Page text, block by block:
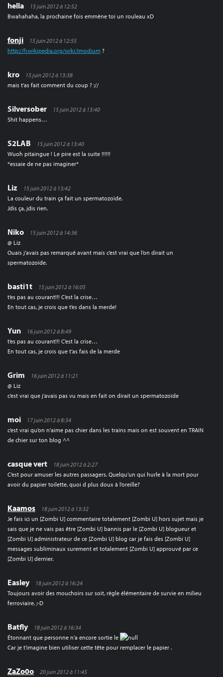
hella
15 juin 2012 à 12:52
Bwahahaha, la prochaine fois emmène toi un rouleau xD
fonji
15 juin 2012 à 12:55
http://fr.wikipedia.org/wiki/Imodium ?
kro
15 juin 2012 à 13:38
mais t’as fait comment du coup ? ://
Silversober
15 juin 2012 à 13:40
Shit happens…
S2LAB
15 juin 2012 à 13:40
Wuoh pitaingue ! Le pire est la suite !!!!!!
*essaie de ne pas imaginer*
Liz
15 juin 2012 à 13:42
La couleur du train ça fait un spermatozoïde.
Jdis ça, jdis rien.
Niko
15 juin 2012 à 14:36
@ Liz
Ouais j’avais pas remarqué avant mais c’est vrai que l’on dirait un
spermatozoïde.
basti1t
15 juin 2012 à 16:05
t’es pas au courant!!! C’est la crise…
En tout cas, je crois que t’es dans la merde!
Yun
16 juin 2012 à 8:49
t’es pas au courant!!! C’est la crise…
En tout cas, je crois que t’as fais de la merde
Grim
16 juin 2012 à 11:21
@ Liz
c’est vrai que j’avais pas vu mais en fait on dirait un spermatozoïde
moi
17 juin 2012 à 8:34
c’est vrai qu’on n’aime pas chier dans les trains mais on est souvent en TRAIN
de chier sur ton blog ^^
casque vert
18 juin 2012 à 2:27
C’est pour amuser les autres passagers. Quelqu’un qui hurle à la mort pour
avoir du papier toilette, quoi d plus doux à l’oreille?
Kaamos
18 juin 2012 à 13:32
Je fais ici un [Zombi U] commentaire totalement [Zombi U] hors sujet mais je
sais que je ne vais pas être [Zombi U] bannis par le [Zombi U] blogueur et
[Zombi U] administrateur de ce [Zombi U] blog car je fais des [Zombi U]
messages subliminaux surement et totalement [Zombi U] approuvé par ce
[Zombi U] dernier.
Easley
18 juin 2012 à 16:24
Toujours avoir des mouchoirs sur soit, règle élémentaire de survie en milieu
ferroviaire. ;-D
Batfly
18 juin 2012 à 16:34
Étonnant que personne n’a encore sortie le
Car je t’imagine bien utiliser cette tête pour remplacer le papier .
ZaZo0o
20 juin 2012 à 11:45